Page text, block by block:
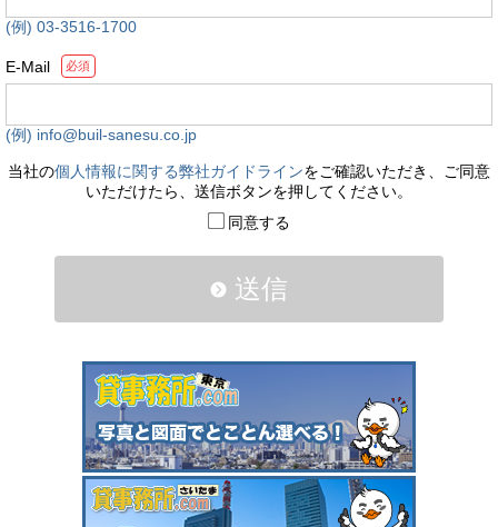
(例) 03-3516-1700
E-Mail 必須
(例) info@buil-sanesu.co.jp
当社の個人情報に関する弊社ガイドラインをご確認いただき、ご同意
いただけたら、送信ボタンを押してください。
同意する
送信